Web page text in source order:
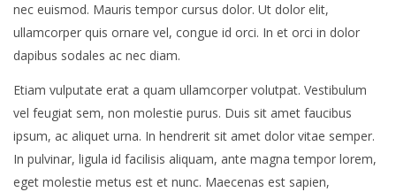
nec euismod. Mauris tempor cursus dolor. Ut dolor elit,
ullamcorper quis ornare vel, congue id orci. In et orci in dolor
dapibus sodales ac nec diam.
Etiam vulputate erat a quam ullamcorper volutpat. Vestibulum
vel feugiat sem, non molestie purus. Duis sit amet faucibus
ipsum, ac aliquet urna. In hendrerit sit amet dolor vitae semper.
In pulvinar, ligula id facilisis aliquam, ante magna tempor lorem,
eget molestie metus est et nunc. Maecenas est sapien,